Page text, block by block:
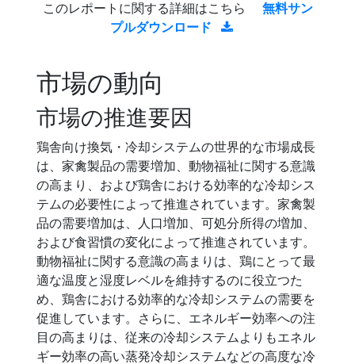
このレポートに関する詳細はこちら
無料サン
プルダウンロード
市場の動向
市場の推進要因
鶏舎向け換気・冷却システムの世界的な市場成長
は、家禽製品の需要増加、動物福祉に関する意識
の高まり、および鶏舎における効率的な冷却シス
テムの必要性によって推進されています。家禽製
品の需要増加は、人口増加、可処分所得の増加、
および食習慣の変化によって推進されています。
動物福祉に関する意識の高まりは、鶏にとって最
適な温度と湿度レベルを維持するのに役立つた
め、鶏舎における効率的な冷却システムの需要を
促進しています。さらに、エネルギー効率への注
目の高まりは、従来の冷却システムよりもエネル
ギー効率の高い蒸発冷却システムなどの高度な冷